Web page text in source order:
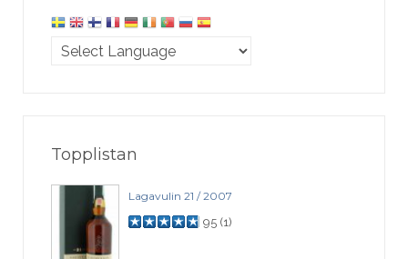
Topplistan
Lagavulin 21 / 2007
95 (1)